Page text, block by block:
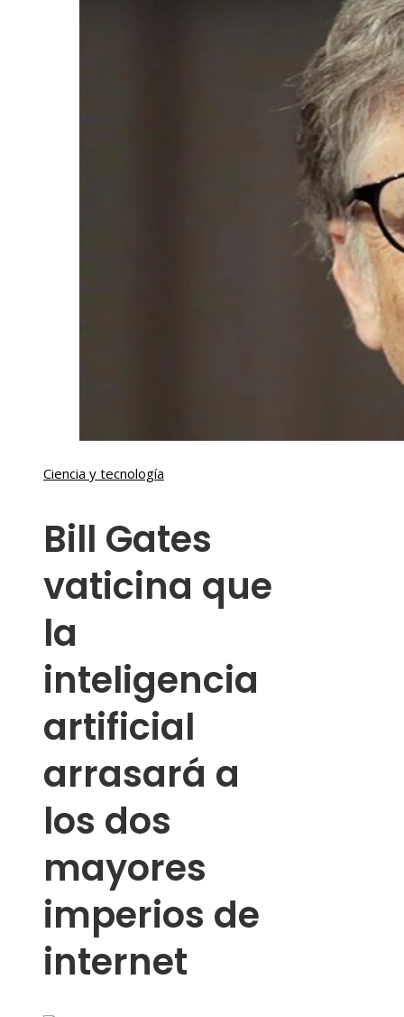
Ciencia y tecnología
Bill Gates
vaticina que
la
inteligencia
artificial
arrasará a
los dos
mayores
imperios de
internet